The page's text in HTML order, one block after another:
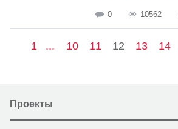
0 10562
1 ... 10 11 12 13 14
Проекты